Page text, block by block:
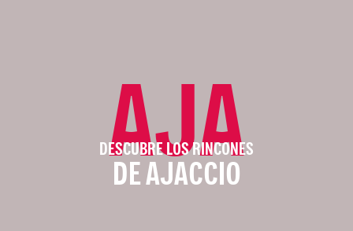
AJA
DESCUBRE LOS RINCONES
DE AJACCIO